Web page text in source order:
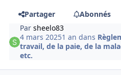
Partager
Abonnés
Parsheelo83
4 mars 20251 an dans
travail, de la paie, de la
etc.